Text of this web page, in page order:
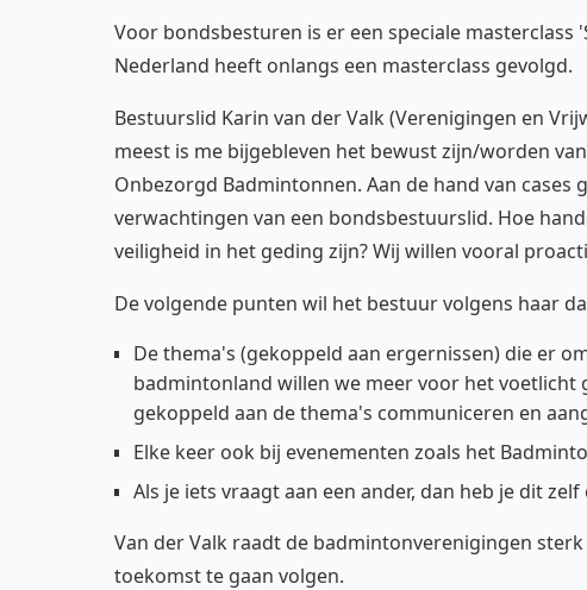
Voor bondsbesturen is er een speciale
Nederland heeft onlangs een masterclass gevolgd.
Bestuurslid Karin van der Valk (Verenigingen en
meest is me bijgebleven het bewust zijn/worden
Onbezorgd Badmintonnen. Aan de hand van
verwachtingen van een bondsbestuurslid. Hoe
veiligheid in het geding zijn? Wij willen vooral
De volgende punten wil het bestuur volgens haar
De thema's (gekoppeld aan ergernissen) die er
badmintonland willen we meer voor het
gekoppeld aan de thema's communiceren en
Elke keer ook bij evenementen zoals het
Als je iets vraagt aan een ander, dan heb je dit
Van der Valk raadt de badmintonverenigingen
toekomst te gaan volgen.